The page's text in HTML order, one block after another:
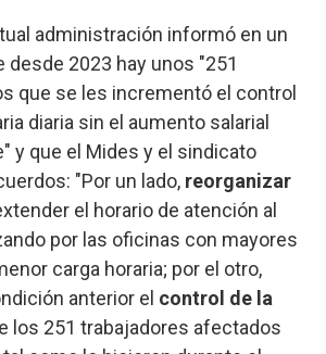
administración informó en un
desde 2023 hay unos "251
que se les incrementó el control
diaria sin el aumento salarial
y que el Mides y el sindicato
"Por un lado, reorganizar
el horario de atención al
por las oficinas con mayores
carga horaria; por el otro,
anterior el control de la
los 251 trabajadores afectados